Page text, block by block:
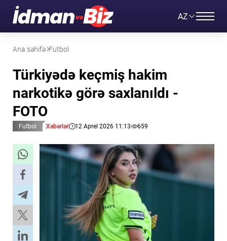
AZ
Ana səhifə Futbol
Türkiyədə keçmiş hakim
narkotikə görə saxlanıldı -
FOTO
Futbol Xəbərlər 12 Aprel 2026 11:13 659